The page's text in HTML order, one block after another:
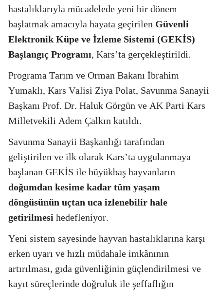
hastalıklarıyla mücadelede yeni bir dönem
başlatmak amacıyla hayata geçirilen Güvenli
Elektronik Küpe ve İzleme Sistemi (GEKİS)
Başlangıç Programı, Kars’ta gerçekleştirildi.
Programa Tarım ve Orman Bakanı İbrahim
Yumaklı, Kars Valisi Ziya Polat, Savunma Sanayii
Başkanı Prof. Dr. Haluk Görgün ve AK Parti Kars
Milletvekili Adem Çalkın katıldı.
Savunma Sanayii Başkanlığı tarafından
geliştirilen ve ilk olarak Kars’ta uygulanmaya
başlanan GEKİS ile büyükbaş hayvanların
doğumdan kesime kadar tüm yaşam
döngüsünün uçtan uca izlenebilir hale
getirilmesi hedefleniyor.
Yeni sistem sayesinde hayvan hastalıklarına karşı
erken uyarı ve hızlı müdahale imkânının
artırılması, gıda güvenliğinin güçlendirilmesi ve
kayıt süreçlerinde doğruluk ile şeffaflığın